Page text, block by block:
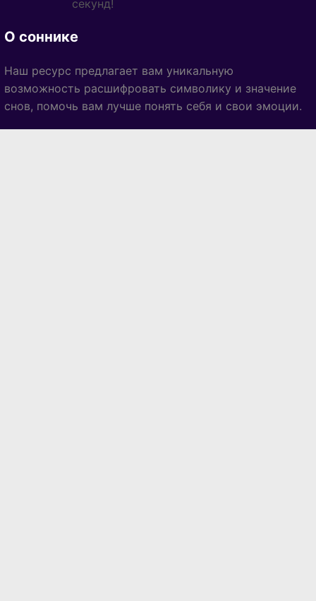
секунд!
О соннике
Наш ресурс предлагает вам уникальную
возможность расшифровать символику и значение
снов, помочь вам лучше понять себя и свои эмоции.